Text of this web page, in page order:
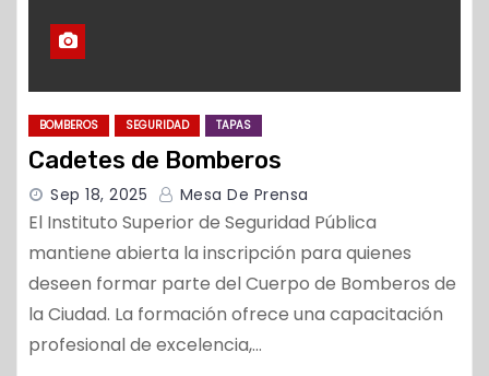
BOMBEROS SEGURIDAD TAPAS
Cadetes de Bomberos
Sep 18, 2025 Mesa De Prensa
El Instituto Superior de Seguridad Pública
mantiene abierta la inscripción para quienes
deseen formar parte del Cuerpo de Bomberos de
la Ciudad. La formación ofrece una capacitación
profesional de excelencia,…